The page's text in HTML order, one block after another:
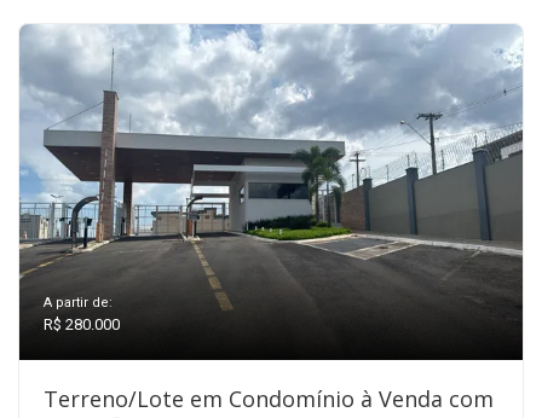
A partir de:
R$ 280.000
Terreno/Lote em Condomínio à Venda com